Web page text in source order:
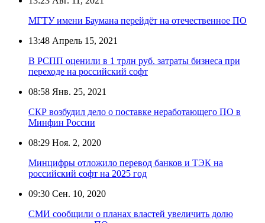
МГТУ имени Баумана перейдёт на отечественное ПО
13:48 Апрель 15, 2021
В РСПП оценили в 1 трлн руб. затраты бизнеса при
переходе на российский софт
08:58 Янв. 25, 2021
СКР возбудил дело о поставке неработающего ПО в
Минфин России
08:29 Ноя. 2, 2020
Минцифры отложило перевод банков и ТЭК на
российский софт на 2025 год
09:30 Сен. 10, 2020
СМИ сообщили о планах властей увеличить долю